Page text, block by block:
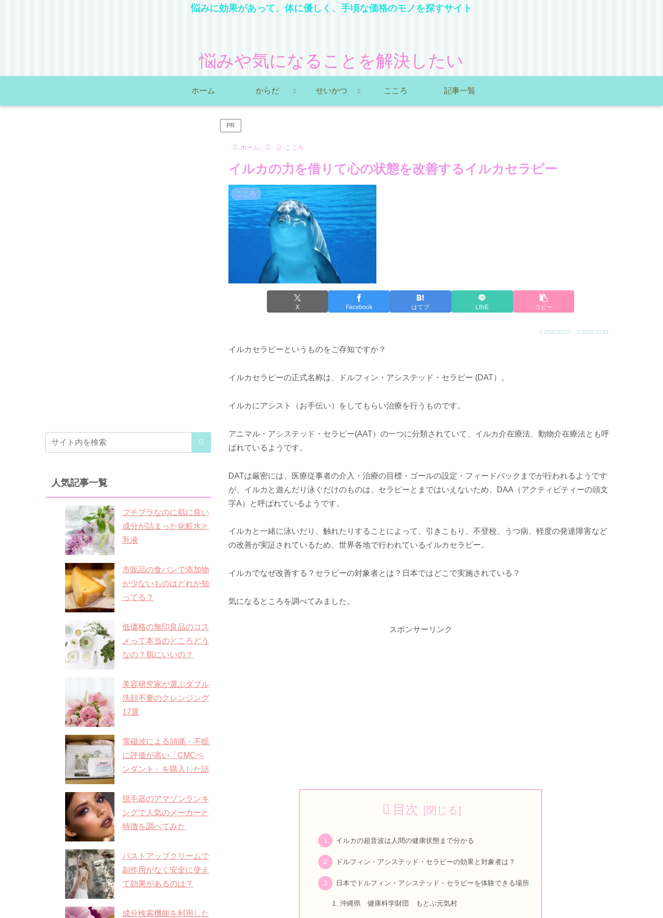
悩みに効果があって、体に優しく、手頃な価格のモノを探すサイト
悩みや気になることを解決したい
ホーム からだ せいかつ こころ 記事一覧
PR
ホーム こころ
イルカの力を借りて心の状態を改善するイルカセラピー
こころ
X Facebook はてブ LINE コピー
2020.03.27 2023.10.29
イルカセラピーというものをご存知ですか？
イルカセラピーの正式名称は、ドルフィン・アシステッド・セラピー (DAT）。
イルカにアシスト（お手伝い）をしてもらい治療を行うものです。
アニマル・アシステッド・セラピー(AAT）の一つに分類されていて、イルカ介在療法、動物介在療法とも呼
ばれているようです。
DATは厳密には、医療従事者の介入・治療の目標・ゴールの設定・フィードバックまでが行われるようです
が、イルカと遊んだり泳ぐだけのものは、セラピーとまではいえないため、DAA（アクティビティーの頭文
字A）と呼ばれているようです。
イルカと一緒に泳いだり、触れたりすることによって、引きこもり、不登校、うつ病、軽度の発達障害など
の改善が実証されているため、世界各地で行われているイルカセラピー。
イルカでなぜ改善する？セラピーの対象者とは？日本ではどこで実施されている？
気になるところを調べてみました。
スポンサーリンク
目次
イルカの超音波は人間の健康状態まで分かる
ドルフィン・アシステッド・セラピーの効果と対象者は？
日本でドルフィン・アシステッド・セラピーを体験できる場所
沖縄県 健康科学財団 もとぶ元気村
人気記事一覧
プチプラなのに肌に良い
成分が詰まった化粧水と
乳液
市販品の食パンで添加物
が少ないものはどれか知
ってる？
低価格の無印良品のコス
メって本当のところどう
なの？肌にいいの？
美容研究家が選ぶダブル
洗顔不要のクレンジング
17選
電磁波による頭痛・不眠
に評価が高い「CMCペ
ンダント」を購入した話
脱毛器のアマゾンランキ
ングで人気のメーカーと
特徴を調べてみた
バストアップクリームで
副作用がなく安全に使え
て効果があるのは？
成分検索機能を利用した